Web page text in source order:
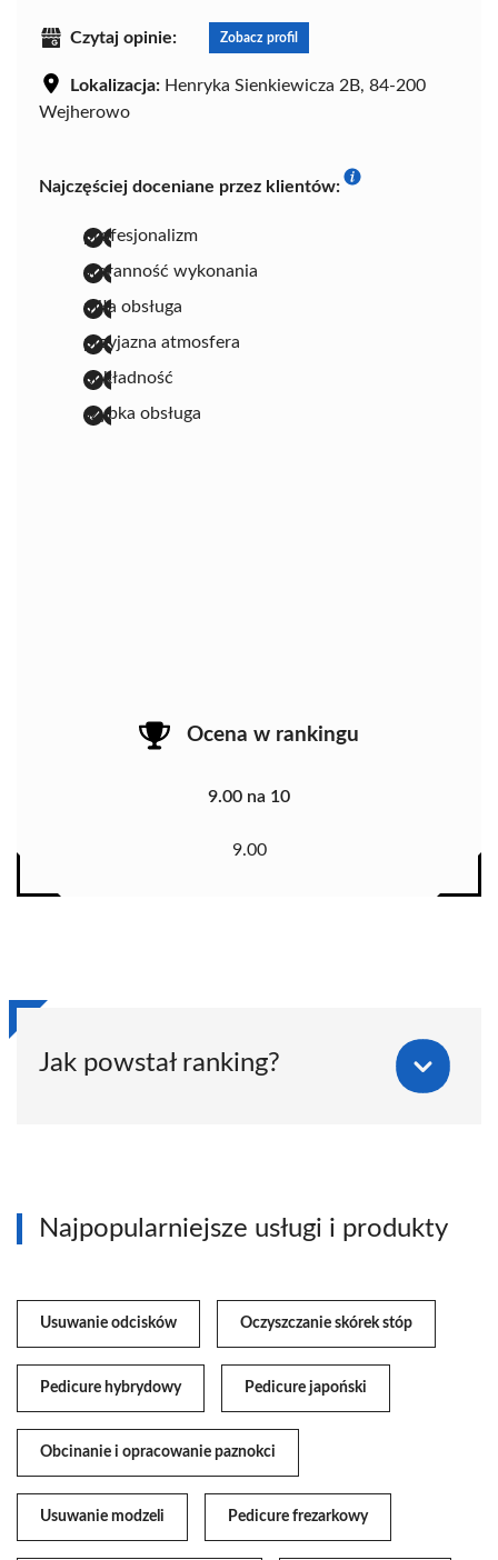
Czytaj opinie: Zobacz profil
Lokalizacja: Henryka Sienkiewicza 2B, 84-200
Wejherowo
Najczęściej doceniane przez klientów:
profesjonalizm
staranność wykonania
miła obsługa
przyjazna atmosfera
dokładność
szybka obsługa
Ocena w rankingu
9.00 na 10
9.00
Jak powstał ranking?
Najpopularniejsze usługi i produkty
Usuwanie odcisków Oczyszczanie skórek stóp
Pedicure hybrydowy Pedicure japoński
Obcinanie i opracowanie paznokci
Usuwanie modzeli Pedicure frezarkowy